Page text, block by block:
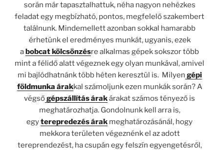
során már tapasztalhattuk, néha nagyon nehézkes
feladat egy megbízható, pontos, megfelelő szakembert
találnunk. Mindemellett azonban sokkal hamarabb
érhetünk el eredményes munkát, ugyanis, ezek
abobcat kölcsönzésre alkalmas gépek sokszor több
mint a félidő alatt végeznek egy olyan munkával, amivel
mi bajlódhatnánk több héten keresztül is. Milyen gépi
földmunka árakkal számoljunk ezen munkák során? A
végsőgépszállítás árakárakat számos tényező is
meghatározhatja. Gondolnunk kell arra is,
egyterepredezés árak meghatározásánál, hogy
mekkora területen végeznénk el az adott
tereprendezést, ha csupán egy felszín egyengetésről,